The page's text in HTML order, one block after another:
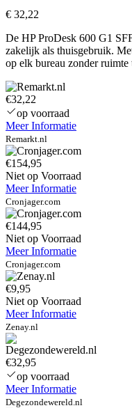
€ 32,22
De HP ProDesk 600 G1
zakelijk als thuisgebruik.
op elk bureau zonder ruimte
€32,22
op voorraad
Meer Informatie
Remarkt.nl
€154,95
Niet op Voorraad
Meer Informatie
Cronjager.com
€144,95
Niet op Voorraad
Meer Informatie
Cronjager.com
€9,95
Niet op Voorraad
Meer Informatie
Zenay.nl
€32,95
op voorraad
Meer Informatie
Degezondewereld.nl